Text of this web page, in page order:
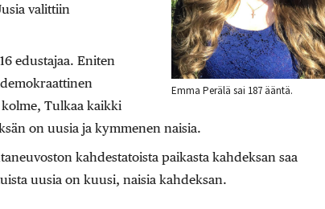
Emma Perälä sai 187 ääntä.
valittiin
edustajaa. Eniten
Tulkaa kaikki
on uusia ja kymmenen naisia.
kahdestatoista paikasta kahdeksan saa
uusia on kuusi, naisia kahdeksan.